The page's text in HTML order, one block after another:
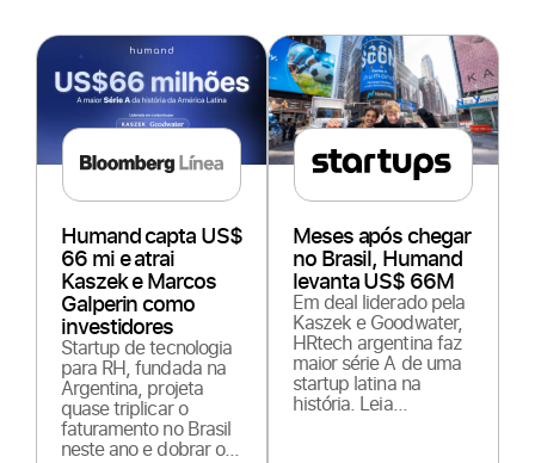
Humand capta US$
66 mi e atrai
Kaszek e Marcos
Galperin como
investidores
Startup de tecnologia
para RH, fundada na
Argentina, projeta
quase triplicar o
faturamento no Brasil
neste ano e dobrar o...
Meses após chegar
no Brasil, Humand
levanta US$ 66M
Em deal liderado pela
Kaszek e Goodwater,
HRtech argentina faz
maior série A de uma
startup latina na
história. Leia...